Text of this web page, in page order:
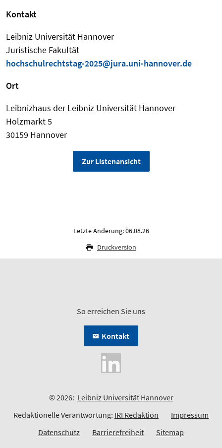
Kontakt
Leibniz Universität Hannover
Juristische Fakultät
hochschulrechtstag-2025@jura.uni-hannover.de
Ort
Leibnizhaus der Leibniz Universität Hannover
Holzmarkt 5
30159 Hannover
Zur Listenansicht
Letzte Änderung: 06.08.26
Druckversion
So erreichen Sie uns
Kontakt
© 2026: Leibniz Universität Hannover
Redaktionelle Verantwortung: IRI Redaktion
Impressum
Datenschutz
Barrierefreiheit Sitemap